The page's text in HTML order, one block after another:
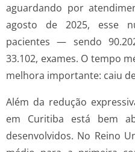
aguardando por
agosto de 2025, esse
pacientes — sendo
33.102, exames. O tempo
melhora importante: caiu
Além da redução
em Curitiba está bem
desenvolvidos. No Reino